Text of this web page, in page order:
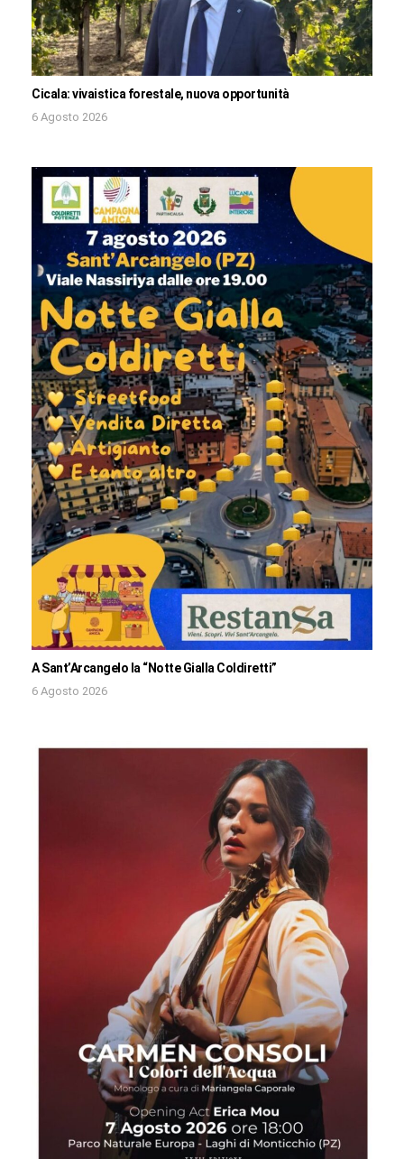
Cicala: vivaistica forestale, nuova opportunità
6 Agosto 2026
A Sant’Arcangelo la “Notte Gialla Coldiretti”
6 Agosto 2026